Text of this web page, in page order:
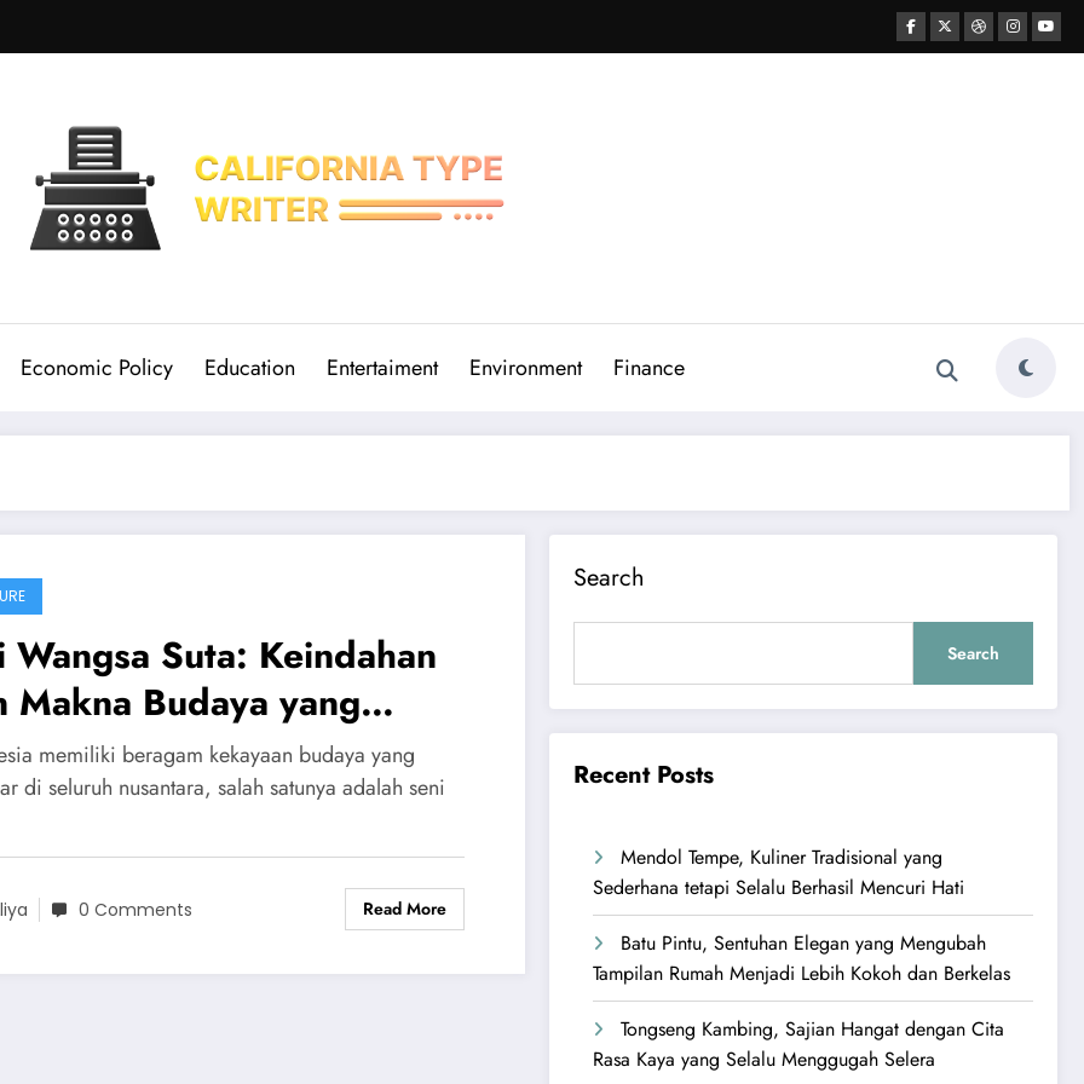
Economic Policy Education Entertaiment Environment Finance
Wangsa Suta: Keindahan
Makna Budaya yang
Sejarah
memiliki beragam kekayaan budaya yang
di seluruh nusantara, salah satunya adalah seni
0 Comments Read More
Search
Search
Recent Posts
Mendol Tempe, Kuliner Tradisional yang
Sederhana tetapi Selalu Berhasil Mencuri Hati
Batu Pintu, Sentuhan Elegan yang Mengubah
Tampilan Rumah Menjadi Lebih Kokoh dan Berkelas
Tongseng Kambing, Sajian Hangat dengan Cita
Rasa Kaya yang Selalu Menggugah Selera